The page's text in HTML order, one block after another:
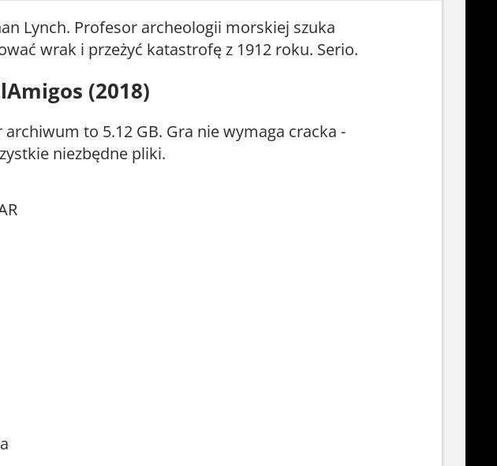
Lynch. Profesor archeologii morskiej szuka
wrak i przeżyć katastrofę z 1912 roku. Serio.
(2018)
to 5.12 GB. Gra nie wymaga cracka -
niezbędne pliki.